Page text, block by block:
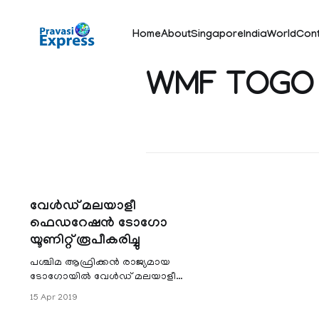
HomeAboutSingaporeIndiaWorld
WMF TOGO
വേൾഡ് മലയാളീ
ഫെഡറേഷൻ ടോഗോ
യൂണിറ്റ്‌ രൂപീകരിച്ചു
പശ്ചിമ ആഫ്രിക്കൻ രാജ്യമായ
ടോഗോയിൽ വേൾഡ് മലയാളീ
15 Apr 2019